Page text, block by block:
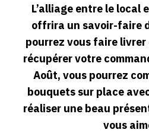
L’alliage entre le local
offrira un savoir-faire
pourrez vous faire livrer
récupérer votre
Août, vous pourrez
bouquets sur place
réaliser une beau
vous